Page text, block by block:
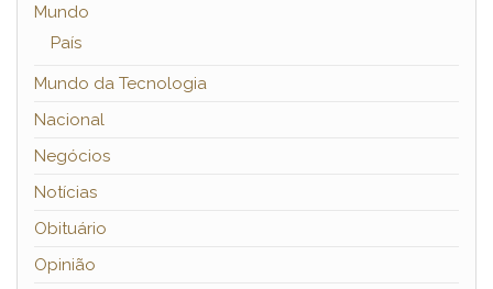
Mundo
País
Mundo da Tecnologia
Nacional
Negócios
Notícias
Obituário
Opinião